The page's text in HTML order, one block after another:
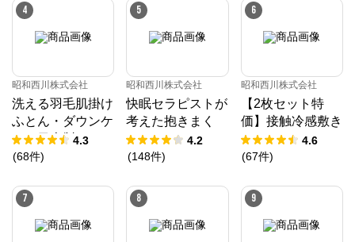
4
昭和西川株式会社
洗える羽毛肌掛け
ふとん・ダウンケ
ット日本製ドイツ
ダックダウン9
パワー［CMD羽
毛］
4.3
(68件)
5
昭和西川株式会社
快眠セラピストが
考えた抱きまく
ら/EC220 4.2
(148件)
6
昭和西川株式会社
【2枚セット特
価】接触冷感敷き
パッド（パッドシ
ーツ）
4.6
(67件)
7 8 9
ねむりのアトリエOnlineSHOP
公式ECサイト
※外部サイトが開きます
ねむりのアトリエOnlineSHOP からのコメント
四季に適した快適なねむりで、